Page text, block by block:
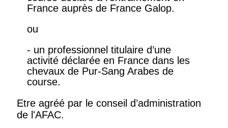
France auprès de France Galop.
ou
- un professionnel titulaire d’une
activité déclarée en France dans les
chevaux de Pur-Sang Arabes de
course.
Etre agréé par le conseil d’administration
de l'AFAC.